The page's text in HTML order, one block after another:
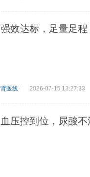
强效达标，足量足
肾医线 2026-07-15 13:27:33
血压控到位，尿酸